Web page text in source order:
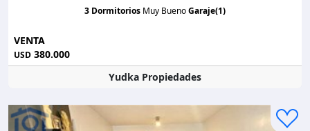
3 Dormitorios Muy BuenoGaraje(1)
VENTA
USD 380.000
Yudka Propiedades